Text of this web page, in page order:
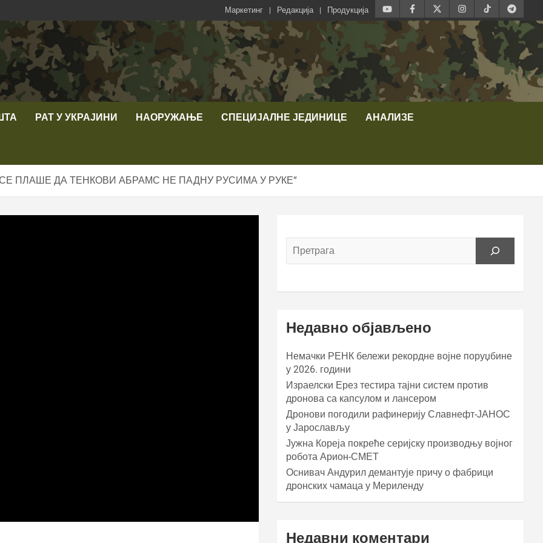
Маркетинг Редакција Продукција
РАТ У УКРАЈИНИ НАОРУЖАЊЕ СПЕЦИЈАЛНЕ ЈЕДИНИЦЕ АНАЛИЗЕ
ПЛАШЕ ДА ТЕНКОВИ АБРАМС НЕ ПАДНУ РУСИМА У РУКЕ“
Недавно објављено
Немачки РЕНК бележи рекордне војне поруџбине
у 2026. години
Израелски Ерез тестира тајни систем против
дронова са капсулом и лансером
Дронови погодили рафинерију Славнефт-ЈАНОС
у Јарослављу
Јужна Кореја покреће серијску производњу војног
робота Арион-СМЕТ
Оснивач Андурил демантује причу о фабрици
дронских чамаца у Мериленду
Недавни коментари